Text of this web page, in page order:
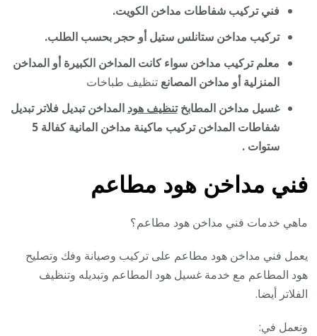
فني تركيب شفاطات مداخن الكويت.
تركيب مداخن ستانلس ستيل أو حجر بحسب الطلب.
معلم تركيب مداخن سواء كانت المداخن الكبيرة أو المداخن
المنزلية أو مداخن المصانع تنظيف طباخات
غسيل مداخن المطابختنظيف هود المداخن تبديل فلاتر تبديل
شفاطات المداخن تركيب ماكينة مداخن المانية كفالة 5
ستوات .
فني مداخن هود مطاعم
ماهي خدمات فني مداخن هود مطاعم؟
يعمل فني مداخن هود مطاعم على تركيب وصيانة وفك وتصليح
هود المطاعم مع خدمة غسيل هود المطاعم وتبديله وتنظيف
الفلاتر أيضا.
ونعمل في: